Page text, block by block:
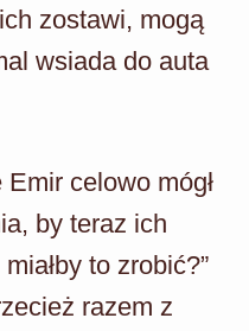
zostawi, mogą
wsiada do auta
celowo mógł
by teraz ich
to zrobić?”
razem z